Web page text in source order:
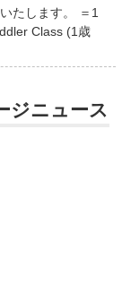
たします。 ＝1
Class (1歳
ジニュース